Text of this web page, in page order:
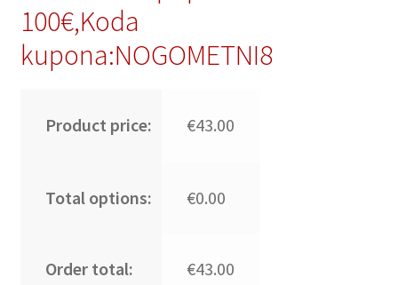
100€,Koda
kupona:NOGOMETNI8
Product price: €43.00
Total options: €0.00
Order total: €43.00